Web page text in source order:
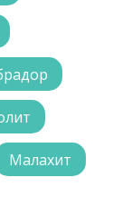
Малахит